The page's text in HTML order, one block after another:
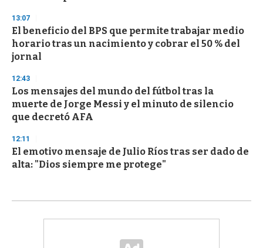
13:07
El beneficio del BPS que permite trabajar medio
horario tras un nacimiento y cobrar el 50 % del
jornal
12:43
Los mensajes del mundo del fútbol tras la
muerte de Jorge Messi y el minuto de silencio
que decretó AFA
12:11
El emotivo mensaje de Julio Ríos tras ser dado de
alta: "Dios siempre me protege"